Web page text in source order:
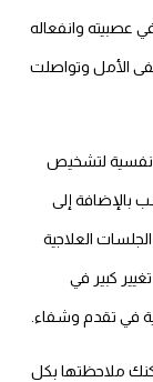
عصبيته وانفعاله
الأمل وتواصلت
نفسية لتشخيص
بالإضافة إلى
العلاجية
كبير في
في تقدم وشفاء.
ملاحظتها بكل